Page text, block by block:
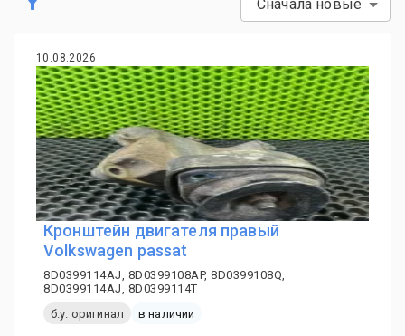
Сначала новые
10.08.2026
Кронштейн двигателя правый
Volkswagen passat
8D0399114AJ, 8D0399108AP, 8D0399108Q,
8D0399114AJ, 8D0399114T
б.у. оригинал
в наличии